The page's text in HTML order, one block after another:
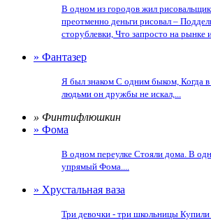
В одном из городов жил
преотменно деньги рисовал –
сторублевки, Что запросто на рынке
» Фантазер
Я был знаком С одним быком, Когда
людьми он дружбы не искал,...
» Финтифлюшкин
» Фома
В одном переулке Стояли дома. В
упрямый Фома....
» Хрустальная ваза
Три девочки - три школьницы Купили